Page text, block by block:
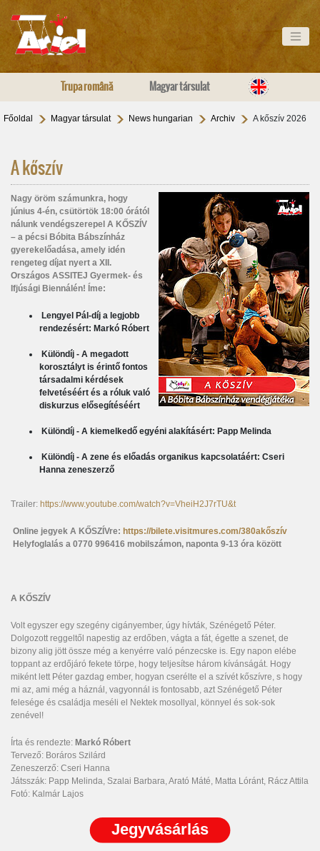
Trupa română Magyar társulat
Főoldal Magyar társulat News hungarian Archiv A kőszív 2026
A kőszív
Nagy öröm számunkra, hogy
június 4-én, csütörtök 18:00 órától
nálunk vendégszerepel A KŐSZÍV
– a pécsi Bóbita Bábszínház
gyerekelőadása, amely idén
rengeteg díjat nyert a XII.
Országos ASSITEJ Gyermek- és
Ifjúsági Biennálén! Íme:
Lengyel Pál-díj a legjobb
rendezésért: Markó Róbert
Különdíj - A megadott
korosztályt is érintő fontos
társadalmi kérdések
felvetéséért és a róluk való
diskurzus elősegítéséért
Különdíj - A kiemelkedő egyéni alakításért: Papp Melinda
Különdíj - A zene és előadás organikus kapcsolatáért: Cseri
Hanna zeneszerző
Trailer: https://www.youtube.com/watch?v=VheiH2J7rTU&t
Online jegyek A KŐSZÍVre: https://bilete.visitmures.com/380akőszív
Helyfoglalás a 0770 996416 mobilszámon, naponta 9-13 óra között
A KŐSZÍV
Volt egyszer egy szegény cigányember, úgy hívták, Szénégető Péter.
Dolgozott reggeltől napestig az erdőben, vágta a fát, égette a szenet, de
bizony alig jött össze még a kenyérre való pénzecske is. Egy napon elébe
toppant az erdőjáró fekete törpe, hogy teljesítse három kívánságát. Hogy
miként lett Péter gazdag ember, hogyan cserélte el a szívét kőszívre, s hogy
mi az, ami még a háznál, vagyonnál is fontosabb, azt Szénégető Péter
felesége és családja meséli el Nektek mosollyal, könnyel és sok-sok
zenével!
Írta és rendezte: Markó Róbert
Tervező: Boráros Szilárd
Zeneszerző: Cseri Hanna
Játsszák: Papp Melinda, Szalai Barbara, Arató Máté, Matta Lóránt, Rácz Attila
Fotó: Kalmár Lajos